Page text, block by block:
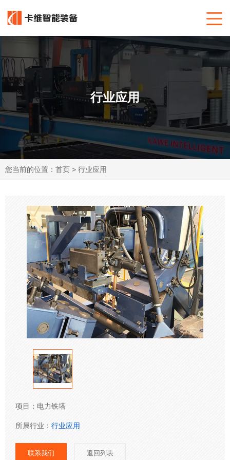
行业应用
您当前的位置： 首页 > 行业应用
项目： 电力铁塔
所属行业： 行业应用
联系我们 返回列表